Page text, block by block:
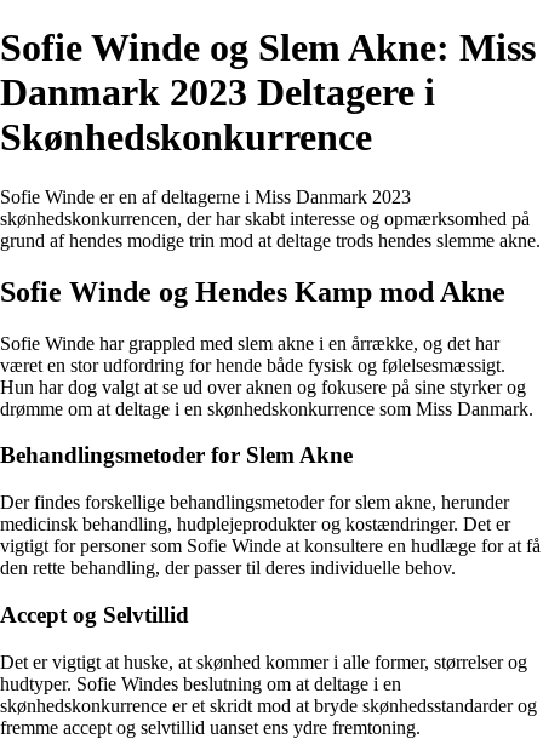
Sofie Winde og Slem Akne: Miss
Danmark 2023 Deltagere i
Skønhedskonkurrence
Sofie Winde er en af deltagerne i Miss Danmark 2023
skønhedskonkurrencen, der har skabt interesse og opmærksomhed på
grund af hendes modige trin mod at deltage trods hendes slemme akne.
Sofie Winde og Hendes Kamp mod Akne
Sofie Winde har grappled med slem akne i en årrække, og det har
været en stor udfordring for hende både fysisk og følelsesmæssigt.
Hun har dog valgt at se ud over aknen og fokusere på sine styrker og
drømme om at deltage i en skønhedskonkurrence som Miss Danmark.
Behandlingsmetoder for Slem Akne
Der findes forskellige behandlingsmetoder for slem akne, herunder
medicinsk behandling, hudplejeprodukter og kostændringer. Det er
vigtigt for personer som Sofie Winde at konsultere en hudlæge for at få
den rette behandling, der passer til deres individuelle behov.
Accept og Selvtillid
Det er vigtigt at huske, at skønhed kommer i alle former, størrelser og
hudtyper. Sofie Windes beslutning om at deltage i en
skønhedskonkurrence er et skridt mod at bryde skønhedsstandarder og
fremme accept og selvtillid uanset ens ydre fremtoning.